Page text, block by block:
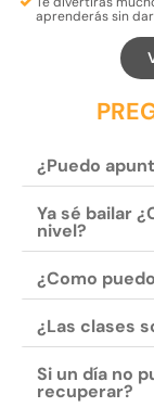
aprenderássin
¿Puedo
Ya sé bailar
nivel?
¿Como
¿Las clases
Si un día no
recuperar?